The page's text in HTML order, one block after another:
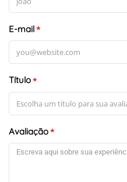
E-mail*
Título*
Avaliação*